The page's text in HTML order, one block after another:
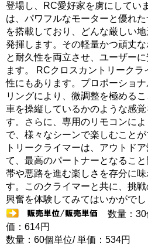
登場し、RC愛好家を虜にしてい
は、パワフルなモーターと優れ
を搭載しており、どんな厳しい
発揮します。その軽量かつ頑丈
と耐久性を両立させ、ユーザー
ます。 RCクロスカントリーク
性にもあります。プロポーショ
リングにより、微調整を極める
車を操縦しているかのような感
す。さらに、専用のリモコンに
で、様々なシーンで楽しむこと
トリークライマーは、アウトド
て、最高のパートナーとなるこ
帯や悪路を進む楽しさを存分に
す。このクライマーと共に、挑
興奮を体験してみてはいかがでし
数量：
価：614円
数量：60個単位/ 単価：534円